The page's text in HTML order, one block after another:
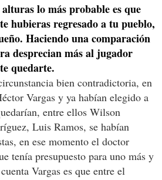
lo más probable es que
hubieras regresado a tu pueblo,
Haciendo una comparación
desprecian más al jugador
quedarte.
bien contradictoria, en
Vargas y ya habían elegido a
entre ellos Wilson
Luis Ramos, se habían
en ese momento el doctor
tenía presupuesto para uno más y
Vargas es que entre el